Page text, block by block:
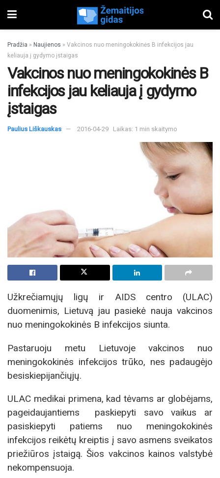
Pradžia » Naujienos » Vakcinos nuo meningokokinės B infekcijos jau
keliauja į gydymo įstaigas
Vakcinos nuo meningokokinės B
infekcijos jau keliauja į gydymo
įstaigas
Paulius Liškauskas 2016-04-29 Laikas: 1 min skaitymo
Užkrečiamųjų ligų ir AIDS centro (ULAC)
duomenimis, Lietuvą jau pasiekė nauja vakcinos
nuo meningokokinės B infekcijos siunta.
Pastaruoju metu Lietuvoje vakcinos nuo
meningokokinės infekcijos trūko, nes padaugėjo
besiskiepijančiųjų.
ULAC medikai primena, kad tėvams ar globėjams,
pageidaujantiems paskiepyti savo vaikus ar
pasiskiepyti patiems nuo meningokokinės
infekcijos reikėtų kreiptis į savo asmens sveikatos
priežiūros įstaigą. Šios vakcinos kainos valstybė
nekompensuoja.